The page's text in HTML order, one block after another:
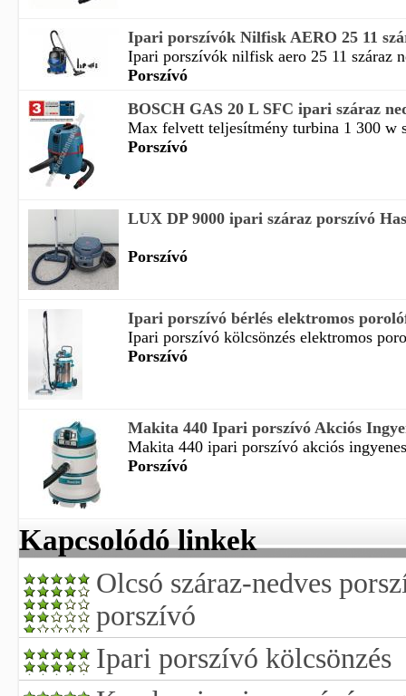
Ipari porszívók Nilfisk AERO 25 11
Ipari porszívók nilfisk aero 25 11 száraz
Porszívó
BOSCH GAS 20 L SFC ipari száraz
Max felvett teljesítmény turbina 1 300 w
Porszívó
LUX DP 9000 ipari száraz porszívó
Porszívó
Ipari porszívó bérlés elektromos
Ipari porszívó kölcsönzés elektromos
Porszívó
Makita 440 Ipari porszívó Akciós
Makita 440 ipari porszívó akciós
Porszívó
Kapcsolódó linkek
Olcsó száraz-nedves
porszívó
Ipari porszívó kölcsönzés